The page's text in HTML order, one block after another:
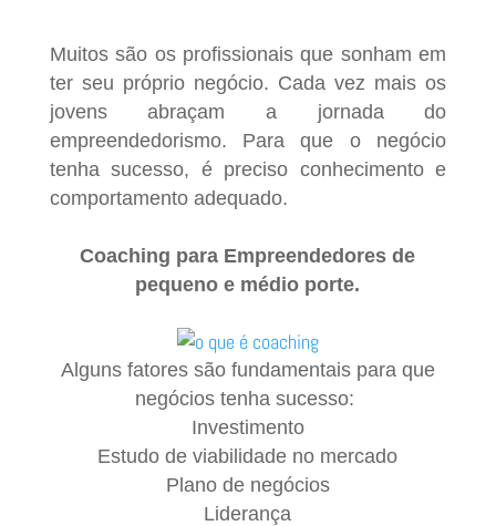
Muitos são os profissionais que sonham em
ter seu próprio negócio. Cada vez mais os
jovens abraçam a jornada do
empreendedorismo. Para que o negócio
tenha sucesso, é preciso conhecimento e
comportamento adequado.
Coaching para Empreendedores de
pequeno e médio porte.
Alguns fatores são fundamentais para que
negócios tenha sucesso:
Investimento
Estudo de viabilidade no mercado
Plano de negócios
Liderança